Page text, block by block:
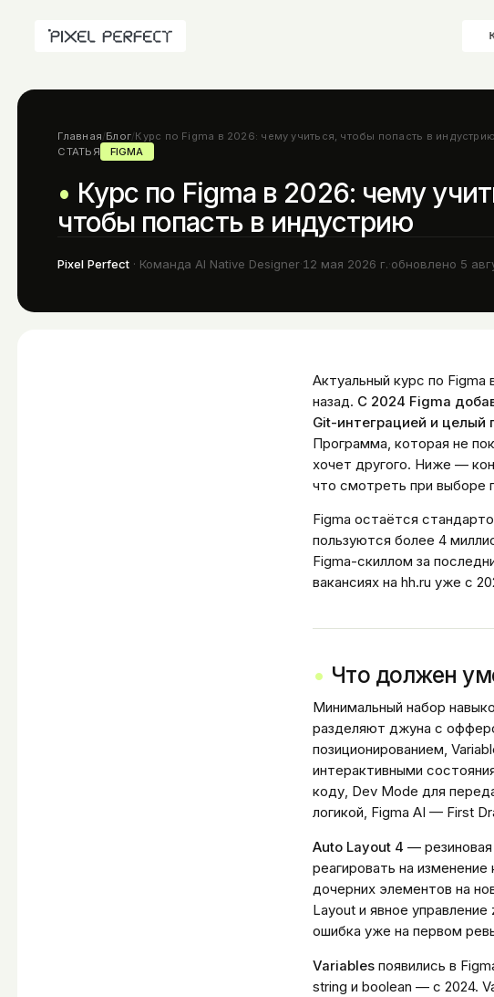
Главная/Блог/Курс по Figma в 2026: чему учиться, чтобы попасть в индустрию
СТАТЬЯ
FIGMA
Курс по Figma в 2026: чему
чтобы попасть в индустрию
Pixel Perfect · Команда AI Native Designer·12 мая 2026 г.·обновлено 5
Актуальный курс по
назад. С 2024 Figma
Git-интеграцией и целый
Программа, которая не
хочет другого. Ниже —
что смотреть при выборе
Figma остаётся
пользуются более 4
Figma-скиллом за
вакансиях на hh.ru уже с
Что должен
Минимальный набор
разделяют джуна с
позиционированием,
интерактивными
коду, Dev Mode для
логикой, Figma AI — First
Auto Layout 4 — резиновая
реагировать на
дочерних элементов на
Layout и явное
ошибка уже на первом
Variables появились в
string и boolean — с 2024.